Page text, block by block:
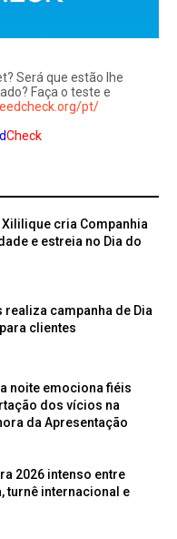
Será que estão lhe
Faça o teste e
pt/
Check
cria Companhia
e estreia no Dia do
campanha de Dia
clientes
noite emociona fiéis
dos vícios na
da Apresentação
2026 intenso entre
turnê internacional e